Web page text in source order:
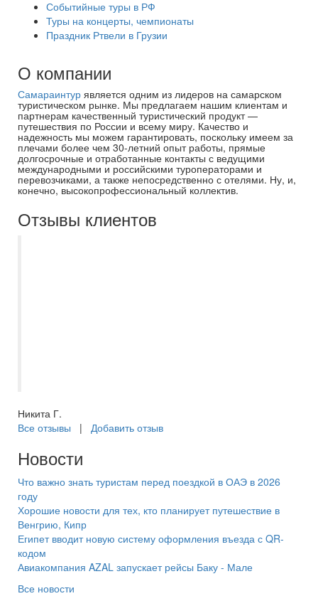
Событийные туры в РФ
Туры на концерты, чемпионаты
Праздник Ртвели в Грузии
О компании
Самараинтур является одним из лидеров на самарском
туристическом рынке. Мы предлагаем нашим клиентам и
партнерам качественный туристический продукт —
путешествия по России и всему миру. Качество и
надежность мы можем гарантировать, поскольку имеем за
плечами более чем 30-летний опыт работы, прямые
долгосрочные и отработанные контакты с ведущими
международными и российскими туроператорами и
перевозчиками, а также непосредственно с отелями. Ну, и,
конечно, высокопрофессиональный коллектив.
Отзывы клиентов
Никита Г.
Все отзывы | Добавить отзыв
Новости
Что важно знать туристам перед поездкой в ОАЭ в 2026
году
Хорошие новости для тех, кто планирует путешествие в
Венгрию, Кипр
Египет вводит новую систему оформления въезда с QR-
кодом
Авиакомпания AZAL запускает рейсы Баку - Мале
Все новости